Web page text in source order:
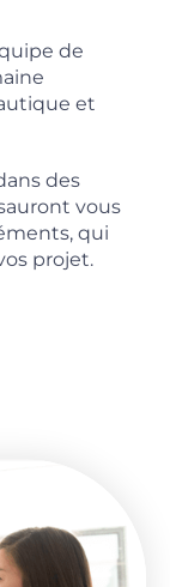
de
et
des
vous
qui
projet.